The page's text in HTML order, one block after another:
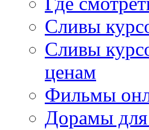
Сливы
Сливы
ценам
Фильмы
Дорамы для